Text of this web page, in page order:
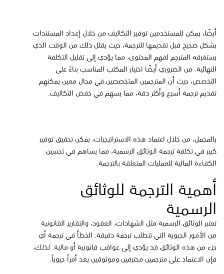
أيضًا، يمكن للمستخدمين توفير التكاليف من خلال إعداد المستندات
بشكل صحيح قبل تقديمها للترجمة، حيث يقلل ذلك من الوقت الذي
يستغرقه المترجم لفهم المحتوى، مما يؤدي إلى تقليل التكلفة
النهائية. من الضروري أيضًا اختيار المكتب المناسب بناءً على
التخصص، حيث أن المترجمين المتخصصين في مجال معين يمكنهم
تقديم ترجمة أسرع وأكثر دقة، مما يسهم في خفض التكاليف.
بالمجمل، من خلال اعتماد هذه الاستراتيجيات، يمكن تحقيق توفير
كبير في تكلفة ترجمة الوثائق الرسمية، مما يساهم في تحسين
الكفاءة المالية للعمليات المتعلقة بالترجمة.
أهمية الترجمة للوثائق
الرسمية
تعتبر الوثائق الرسمية مثل الشهادات، العقود، والتقارير القانونية
من الأمور الحيوية التي تتطلب ترجمة دقيقة. الخطأ في ترجمة أي
جزء من هذه الوثائق قد يؤدي إلى عواقب قانونية أو مالية. لذلك،
فإن الاعتماد على مترجمين محترفين وموثوقين يعد أمراً حيوياً.